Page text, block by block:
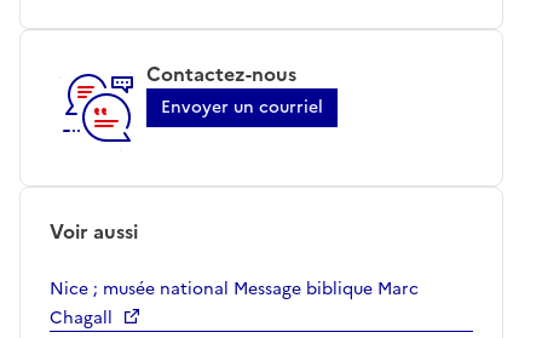
Contactez-nous
Envoyer un courriel
Voir aussi
Nice ; musée national Message biblique Marc
Chagall